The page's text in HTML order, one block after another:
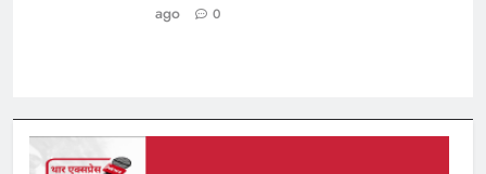
ago
0